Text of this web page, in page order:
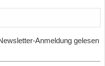
Anmeldung gelesen